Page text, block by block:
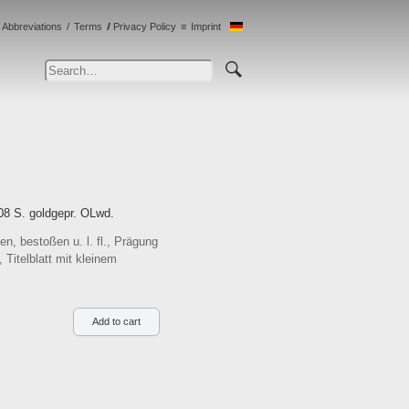
Abbreviations Terms Privacy Policy Imprint
S. goldgepr. OLwd.
bestoßen u. l. fl., Prägung
Titelblatt mit kleinem